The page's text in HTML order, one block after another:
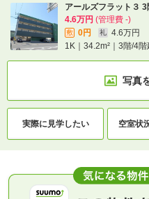
アールズフラット３ 3
4.6万円 (管理費 -)
敷 0円 礼
4.6万円
1K｜34.2m²｜3階/4階
写真
実際に見学したい 空室状